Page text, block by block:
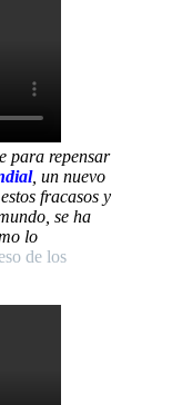
para repensar
, un nuevo
fracasos y
se ha
lo
de los